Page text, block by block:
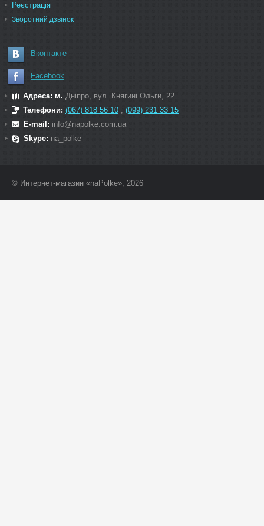
Реєстрація
Зворотний дзвінок
Вконтакте
Facebook
Адреса: м. Дніпро, вул. Княгині Ольги, 22
Телефони: (067) 818 56 10 ; (099) 231 33 15
E-mail: info@napolke.com.ua
Skype: na_polke
© Интернет-магазин «naPolke», 2026